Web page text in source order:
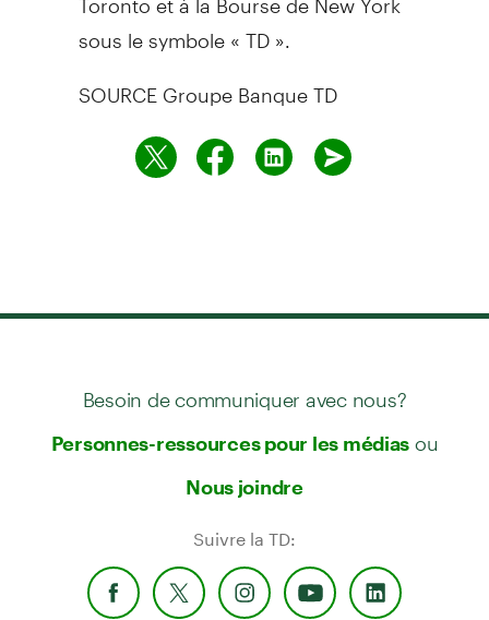
sous le symbole « TD ».
SOURCE Groupe Banque TD
Besoin de communiquer avec nous?
Personnes-ressources pour les médias ou
Nous joindre
Suivre la TD: